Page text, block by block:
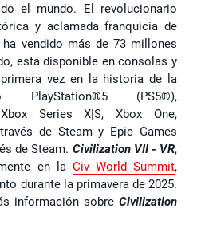
el mundo. El revolucionario
y aclamada franquicia de
vendido más de 73 millones
está disponible en consolas y
vez en la historia de la
PlayStation®5 (PS5®),
Series X|S, Xbox One,
de Steam y Epic Games
de Steam. Civilization VII - VR,
en la Civ World Summit,
durante la primavera de 2025.
información sobre Civilization